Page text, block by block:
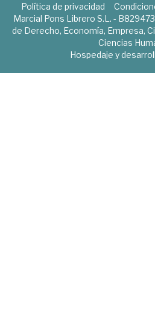
Política de privacidad
Marcial Pons Librero S.L. -
de Derecho, Economía, Empresa,
Ciencias
Hospedaje y